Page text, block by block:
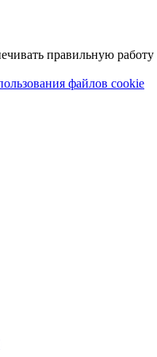
правильную работу
файлов cookie